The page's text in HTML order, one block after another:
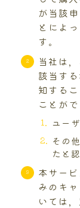
が当該
とによ
す。
当社は
該当す
知する
ことが
ユー
その
たと
本サー
みのキ
いては